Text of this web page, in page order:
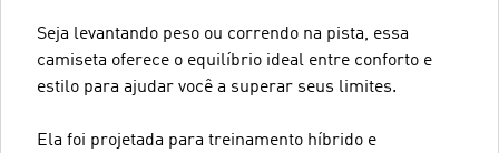
Seja levantando peso ou correndo na pista, essa
camiseta oferece o equilíbrio ideal entre conforto e
estilo para ajudar você a superar seus limites.
Ela foi projetada para treinamento híbrido e